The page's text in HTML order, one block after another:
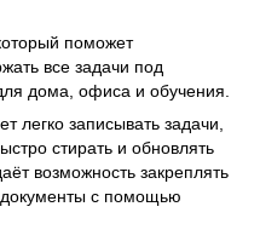
поможет
все задачи под
дома, офиса и обучения.
легко записывать задачи,
стирать и обновлять
возможность закреплять
с помощью